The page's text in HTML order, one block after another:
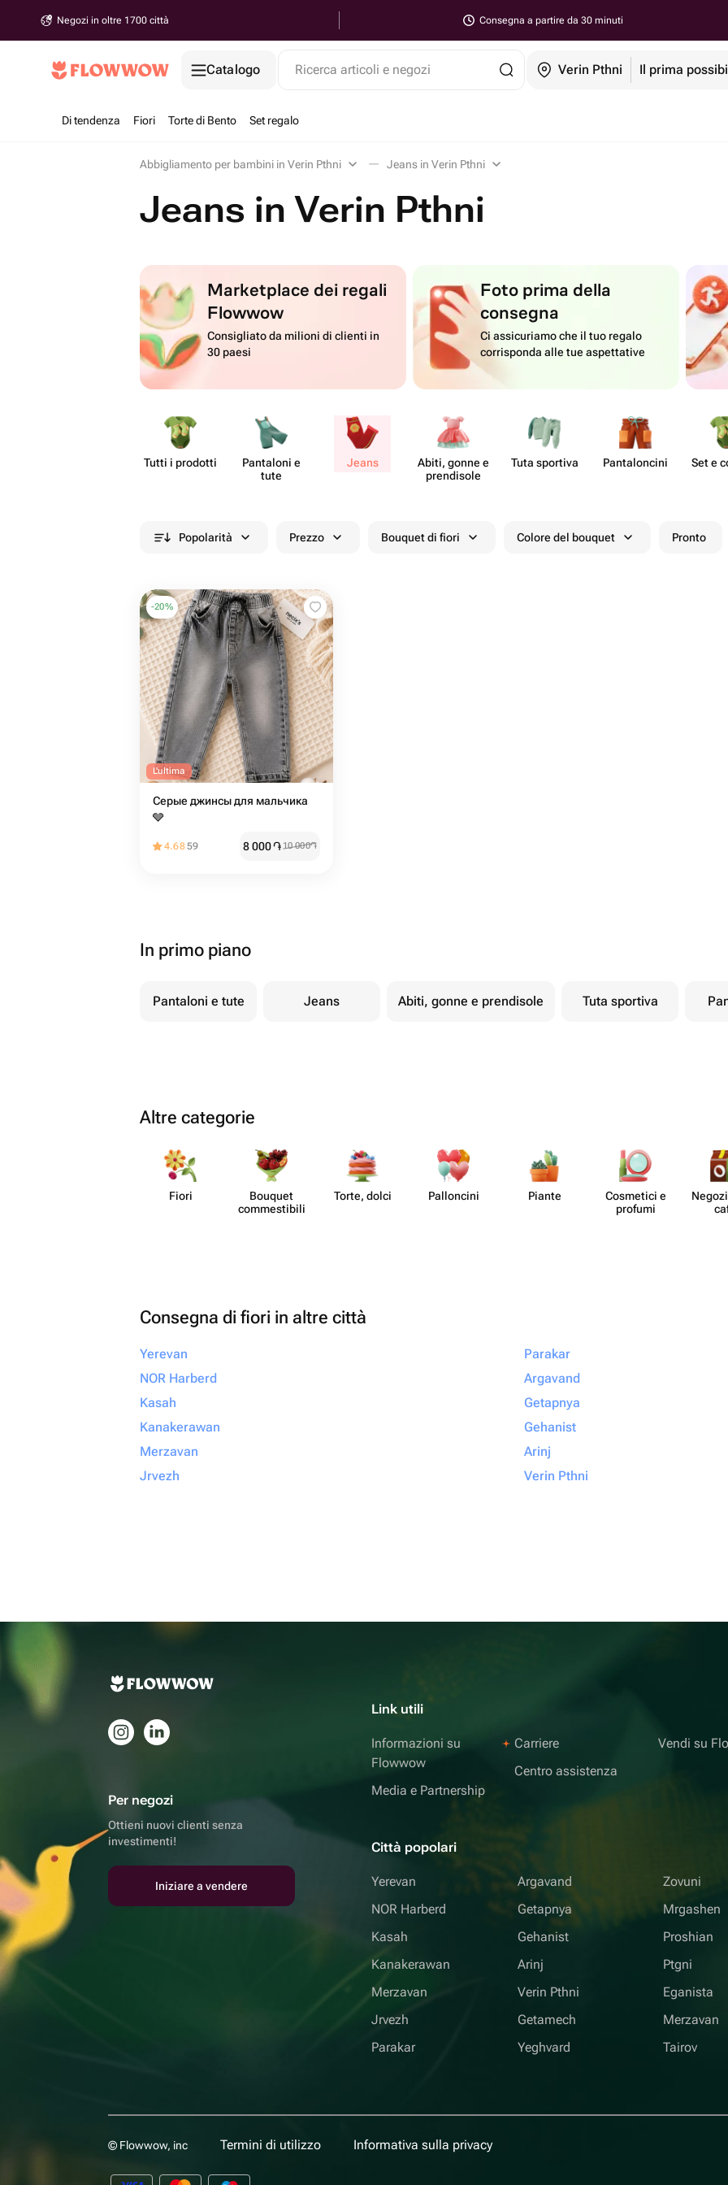
Negozi in oltre 1700 città Consegna a partire da 30 minuti
Catalogo Ricerca articoli e negozi Verin Pthni Il prima
Di tendenza Fiori Torte di Bento Set regalo
Abbigliamento per bambini in Verin Pthni Jeans in Verin Pthni
Jeans in Verin Pthni
Marketplace dei regali
Flowwow
Consigliato da milioni di clienti in
30 paesi
Foto prima della
consegna
Ci assicuriamo che il tuo regalo
corrisponda alle tue aspettative
Tutti i prodotti
Pantaloni e
tute
Jeans
Abiti, gonne e
pren​disole
Tuta sportiva Pantal​oncini Set e
Popolarità Prezzo Bouquet di fiori Colore del bouquet Pronto
-20%
L'ultima
Серые джинсы для мальчика
🩶
4.6859 8 000֏10 000֏
In primo piano
Pantaloni e tute Jeans Abiti, gonne e prendisole Tuta sportiva
Altre categorie
Fiori
Bouquet
commes​tibili
Torte, dolci Pall​oncini Piante
Cosmetici e
profumi
Consegna di fiori in altre città
Yerevan
NOR Harberd
Kasah
Kanakerawan
Merzavan
Jrvezh
Parakar
Argavand
Getapnya
Gehanist
Arinj
Verin Pthni
Per negozi
Ottieni nuovi clienti senza
investimenti!
Iniziare a vendere
Link utili
Informazioni su
Flowwow
Media e Partnership
Carriere
Centro assistenza
Vendi su
Città popolari
Yerevan
NOR Harberd
Kasah
Kanakerawan
Merzavan
Jrvezh
Parakar
Argavand
Getapnya
Gehanist
Arinj
Verin Pthni
Getamech
Yeghvard
Zovuni
Mrgashen
Proshian
Ptgni
Eganista
Merzavan
Tairov
© Flowwow, inc Termini di utilizzo Informativa sulla privacy